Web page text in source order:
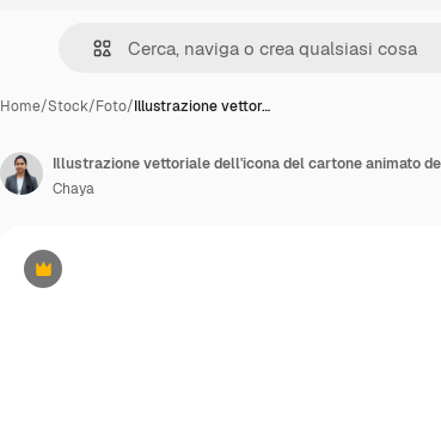
Home/Stock/Foto/Illustrazione vettor…
Premium
Illustrazione vettoriale dell'icona del cartone animato
Chaya